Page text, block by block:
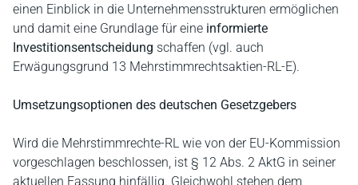
einen Einblick in die Unternehmensstrukturen ermöglichen
und damit eine Grundlage für eine informierte
Investitionsentscheidung schaffen (vgl. auch
Erwägungsgrund 13 Mehrstimmrechtsaktien-RL-E).
Umsetzungsoptionen des deutschen Gesetzgebers
Wird die Mehrstimmrechte-RL wie von der EU-Kommission
vorgeschlagen beschlossen, ist § 12 Abs. 2 AktG in seiner
aktuellen Fassung hinfällig. Gleichwohl stehen dem